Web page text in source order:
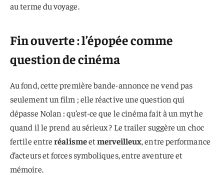
au terme du voyage.
Fin ouverte : l’épopée comme
question de cinéma
Au fond, cette première bande-annonce ne vend pas
seulement un film ; elle réactive une question qui
dépasse Nolan : qu’est-ce que le cinéma fait à un mythe
quand il le prend au sérieux ? Le trailer suggère un choc
fertile entreréalismeetmerveilleux, entre performance
d’acteurs et forces symboliques, entre aventure et
mémoire.